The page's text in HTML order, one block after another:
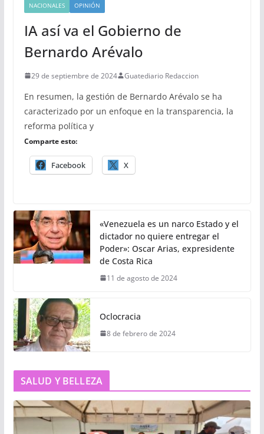
NACIONALES OPINIÓN
IA así va el Gobierno de
Bernardo Arévalo
29 de septiembre de 2024 Guatediario Redaccion
En resumen, la gestión de Bernardo Arévalo se ha
caracterizado por un enfoque en la transparencia, la
reforma política y
Comparte esto:
Facebook X
«Venezuela es un narco Estado y el
dictador no quiere entregar el
Poder»: Oscar Arias, expresidente
de Costa Rica
11 de agosto de 2024
Oclocracia
8 de febrero de 2024
SALUD Y BELLEZA